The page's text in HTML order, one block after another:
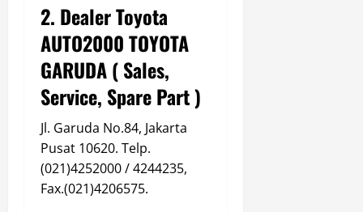
2. Dealer Toyota
AUTO2000 TOYOTA
GARUDA ( Sales,
Service, Spare Part )
Jl. Garuda No.84, Jakarta
Pusat 10620. Telp.
(021)4252000 / 4244235,
Fax.(021)4206575.